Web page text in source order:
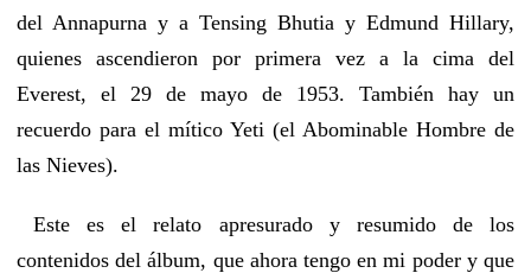
del Annapurna y a Tensing Bhutia y Edmund Hillary,
quienes ascendieron por primera vez a la cima del
Everest, el 29 de mayo de 1953. También hay un
recuerdo para el mítico Yeti (el Abominable Hombre de
las Nieves).
Este es el relato apresurado y resumido de los
contenidos del álbum, que ahora tengo en mi poder y que